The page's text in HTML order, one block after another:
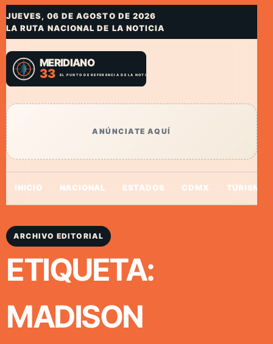
JUEVES, 06 DE AGOSTO DE 2026
LA RUTA NACIONAL DE LA NOTICIA
ANÚNCIATE AQUÍ
INICIO NACIONAL ESTADOS CDMX TURISMO
ARCHIVO EDITORIAL
ETIQUETA:
MADISON